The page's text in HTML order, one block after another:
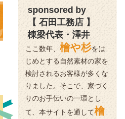
sponsored by
【 石田工務店 】
棟梁代表・澤井
ここ数年、 檜や杉をは
じめとする自然素材の家を
検討されるお客様が多くな
りました。そこで、家づく
りのお手伝いの一環とし
て、本サイトを通して檜